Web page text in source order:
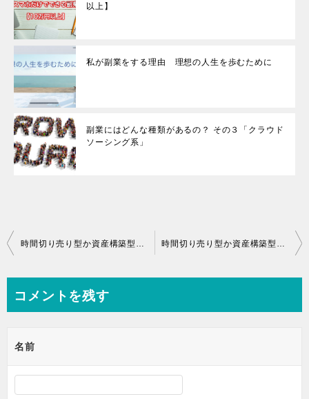
以上】
私が副業をする理由 理想の人生を歩むために
副業にはどんな種類があるの？ その３「クラウド
ソーシング系」
投
ナ
ビ
時間切り売り型か資産構築型か (その２) 時間切り売り型 時間切り売り型か資産構築型か (その４) ネットビジネス系
コメントを残す
名前